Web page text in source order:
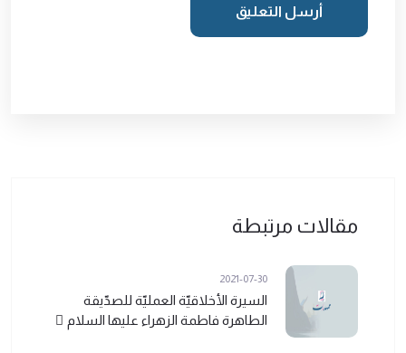
أرسل التعليق
مقالات مرتبطة
2021-07-30
السيرة الأخلاقيّة العمليّة للصدّيقة
الطاهرة فاطمة الزهراء عليها السلام ً